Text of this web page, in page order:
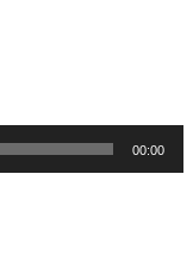
00:00